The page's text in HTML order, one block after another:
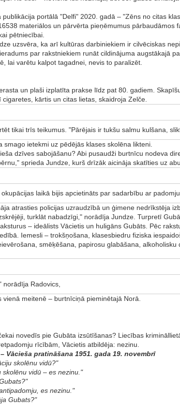
portālā "Delfi" 2020. gadā – "Zēns no citas
materiālos un pārvērta pieņēmumus
pētniecībai.
uzsvēra, ka arī kultūras darbiniekiem ir cilvēciskas
par rakstniekiem runāt cildinājuma augstākajā
lai varētu kalpot tagadnei, nevis to paralizēt.
un plaši izplatīta prakse līdz pat 80. gadiem.
kārtis un citas lietas, skaidroja Zelče.
tikai trīs teikumus. "Pārējais ir tukšu salmu kulšana,
ietekmi uz pēdējās klases skolēna likteni.
dzīves sabojāšanu? Abi pusaudži burtnīcu nodeva
sprieda Jundze, kurš drīzāk aicināja skatīties uz
laikā bijis apcietināts par sadarbību ar
atrasties policijas uzraudzībā un ģimene nedrīkstēja
turklāt nabadzīgi," norādīja Jundze. Turpretī
– ideālists Vācietis un huligāns Gubāts. Pēc
Iemesli – trokšņošana, klasesbiedru fiziska
smēķēšana, papirosu glabāšana,
Radovics,
meitenē – burtnīciņā pieminētajā Norā.
novedīs pie Gubāta izsūtīšanas? Liecības
rīcībām, Vācietis atbildēja: nezinu.
– Vācieša pratināšana 1951. gada 19. novembrī
skolēnu vidū?"
skolēnu vidū – es nezinu."
es nezinu."
Gubats?"